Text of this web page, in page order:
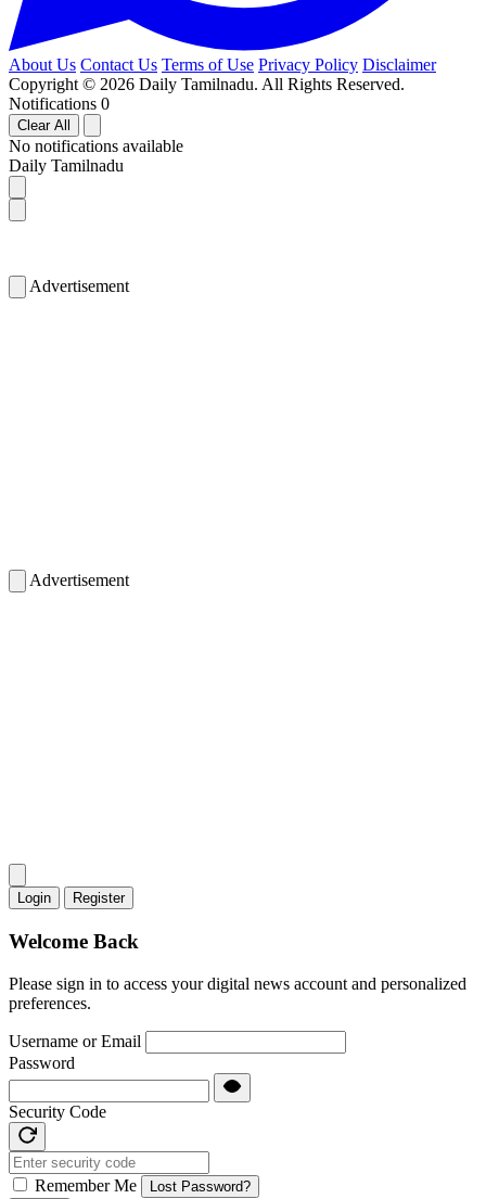
About Us Contact Us Terms of Use Privacy Policy Disclaimer
Copyright © 2026 Daily Tamilnadu. All Rights Reserved.
Notifications 0
Clear All
No notifications available
Daily Tamilnadu
Advertisement
Advertisement
Login Register
Welcome Back
Please sign in to access your digital news account and personalized
preferences.
Username or Email
Password
Security Code
Remember Me
Lost Password?